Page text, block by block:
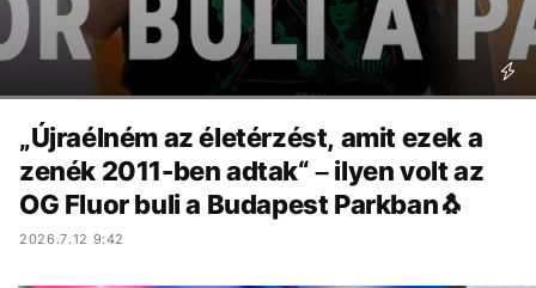
„Újraélném az életérzést, amit ezek a
zenék 2011-ben adtak“ – ilyen volt az
OG Fluor buli a Budapest Parkban🐧
2026.7.12 9:42